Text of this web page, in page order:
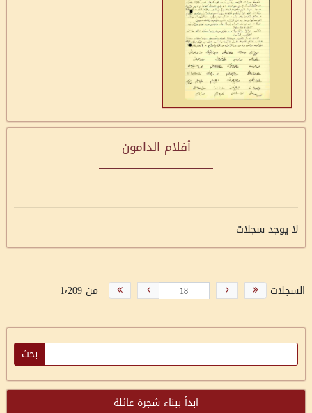
أفلام الدامون
لا يوجد سجلات
السجلات من 1٬209
ابدأ ببناء شجرة عائلة